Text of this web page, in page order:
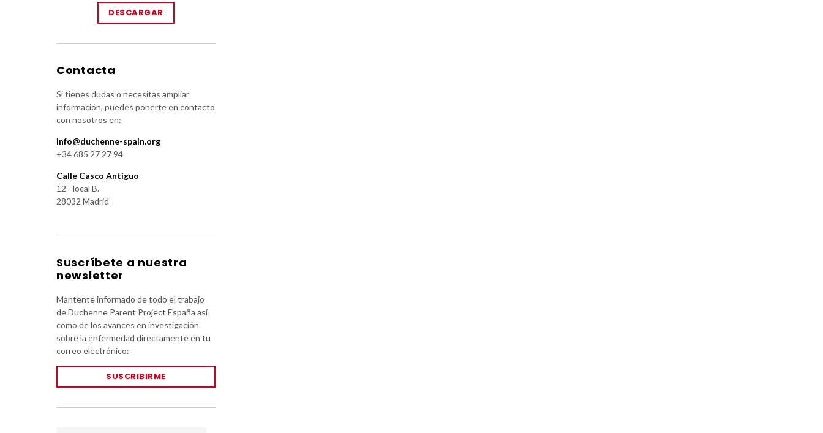
DESCARGAR
Contacta
Si tienes dudas o necesitas ampliar
información, puedes ponerte en contacto
con nosotros en:
info@duchenne-spain.org
+34 685 27 27 94
Calle Casco Antiguo
12 - local B.
28032 Madrid
Suscríbete a nuestra
newsletter
Mantente informado de todo el trabajo
de Duchenne Parent Project España así
como de los avances en investigación
sobre la enfermedad directamente en tu
correo electrónico:
SUSCRIBIRME